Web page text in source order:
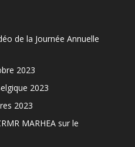
de la Journée Annuelle
2023
2023
2023
MARHEA sur le